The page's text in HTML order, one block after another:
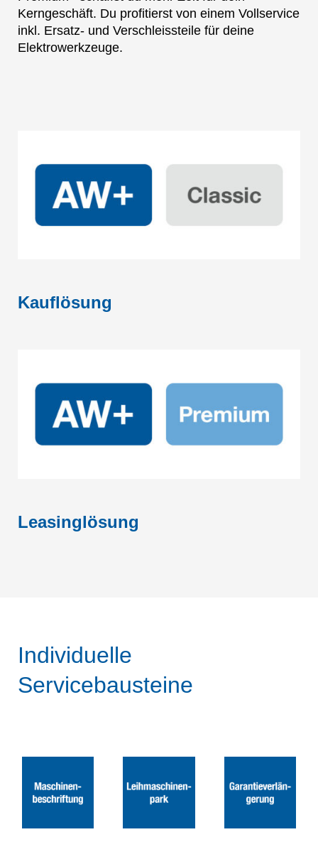
Kerngeschäft. Du profitierst von einem Vollservice
inkl. Ersatz- und Verschleissteile für deine
Elektrowerkzeuge.
Kauflösung
Leasinglösung
Individuelle
Servicebausteine